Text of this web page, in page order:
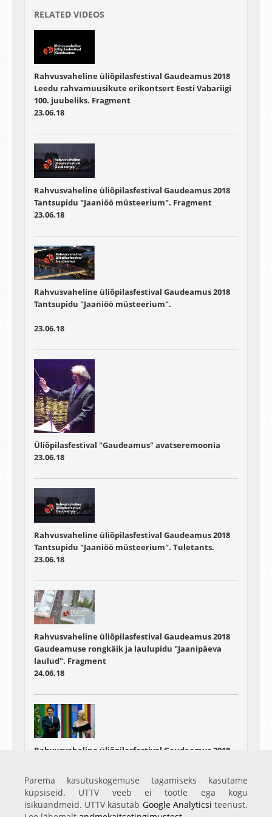
RELATED VIDEOS
Rahvusvaheline üliõpilasfestival Gaudeamus 2018
Leedu rahvamuusikute erikontsert Eesti Vabariigi
100. juubeliks. Fragment
23.06.18
Rahvusvaheline üliõpilasfestival Gaudeamus 2018
Tantsupidu "Jaaniöö müsteerium". Fragment
23.06.18
Rahvusvaheline üliõpilasfestival Gaudeamus 2018
Tantsupidu "Jaaniöö müsteerium".
23.06.18
Üliõpilasfestival "Gaudeamus" avatseremoonia
23.06.18
Rahvusvaheline üliõpilasfestival Gaudeamus 2018
Tantsupidu "Jaaniöö müsteerium". Tuletants.
23.06.18
Rahvusvaheline üliõpilasfestival Gaudeamus 2018
Gaudeamuse rongkäik ja laulupidu "Jaanipäeva
laulud". Fragment
24.06.18
Rahvusvaheline üliõpilasfestival Gaudeamus 2018
24.06.18
Parema kasutuskogemuse tagamiseks kasutame
küpsiseid. UTTV veeb ei töötle ega kogu
isikuandmeid. UTTV kasutab Google Analyticsi teenust.